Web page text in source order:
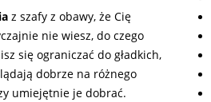
z szafy z obawy, że Cię
nie wiesz, do czego
się ograniczać do gładkich,
dobrze na różnego
umiejętnie je dobrać.